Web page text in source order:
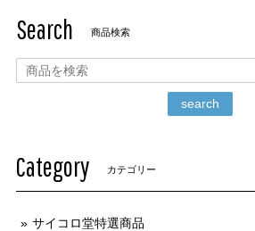
Search 商品検索
search
Category カテゴリー
サイコロ堂特選商品